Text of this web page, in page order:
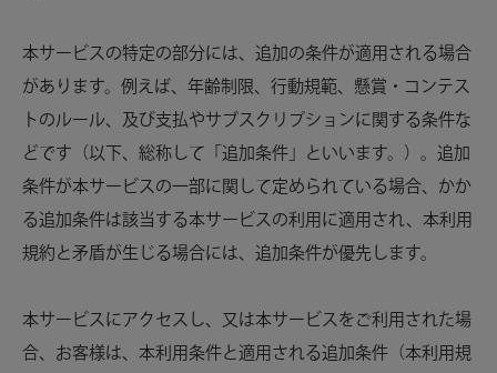
本サービスの特定の部分には、追加の条件が適用される場合
があります。例えば、年齢制限、行動規範、懸賞・コンテス
トのルール、及び支払やサブスクリプションに関する条件な
どです（以下、総称して「追加条件」といいます。）。追加
条件が本サービスの一部に関して定められている場合、かか
る追加条件は該当する本サービスの利用に適用され、本利用
規約と矛盾が生じる場合には、追加条件が優先します。
本サービスにアクセスし、又は本サービスをご利用された場
合、お客様は、本利用条件と適用される追加条件（本利用規